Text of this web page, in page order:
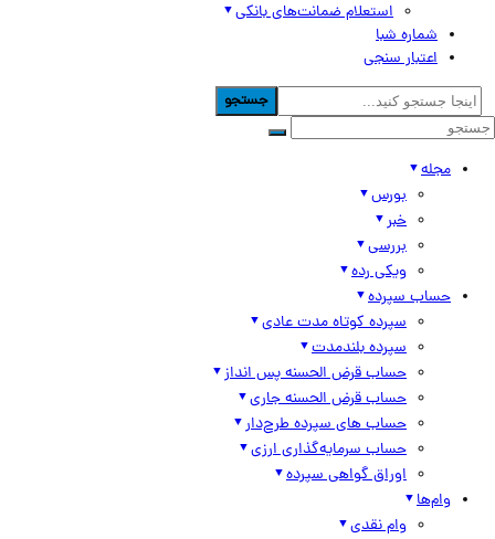
استعلام ضمانت‌های بانکی
شماره شبا
اعتبار سنجی
جستجو
مجله
بورس
خبر
بررسی
ویکی رده
حساب سپرده
سپرده کوتاه مدت عادی
سپرده بلندمدت
حساب قرض الحسنه پس انداز
حساب قرض الحسنه جاری
حساب های سپرده طرح‌دار
حساب سرمایه‌گذاری ارزی
اوراق گواهی سپرده
وام‌ها
وام نقدی